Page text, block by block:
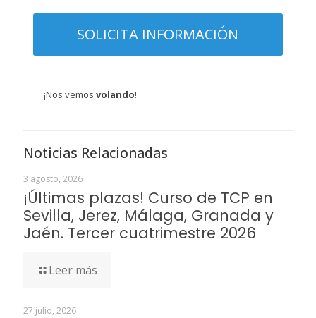
¡Nos vemos volando!
Noticias Relacionadas
3 agosto, 2026
¡Últimas plazas! Curso de TCP en
Sevilla, Jerez, Málaga, Granada y
Jaén. Tercer cuatrimestre 2026
Leer más
27 julio, 2026